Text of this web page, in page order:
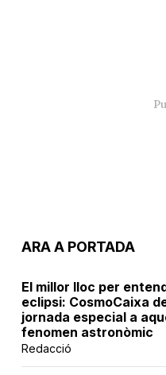
ARA A PORTADA
El millor lloc per
eclipsi: CosmoCaixa
jornada especial a
fenomen astronòmic
Redacció